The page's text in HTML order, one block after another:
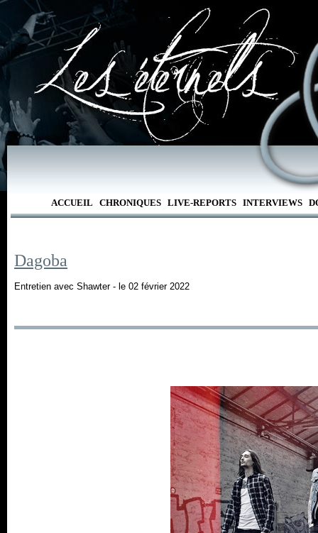
ACCUEIL CHRONIQUES LIVE-REPORTS INTERVIEWS
Dagoba
Entretien avec Shawter - le 02 février 2022